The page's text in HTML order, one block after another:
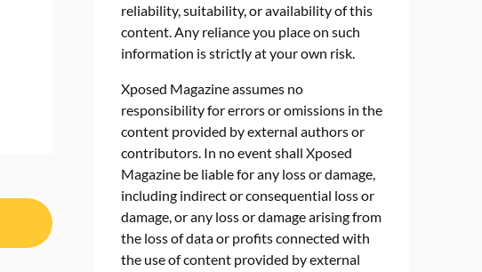
reliability, suitability, or availability of this
content. Any reliance you place on such
information is strictly at your own risk.
Xposed Magazine assumes no
responsibility for errors or omissions in the
content provided by external authors or
contributors. In no event shall Xposed
Magazine be liable for any loss or damage,
including indirect or consequential loss or
damage, or any loss or damage arising from
the loss of data or profits connected with
the use of content provided by external